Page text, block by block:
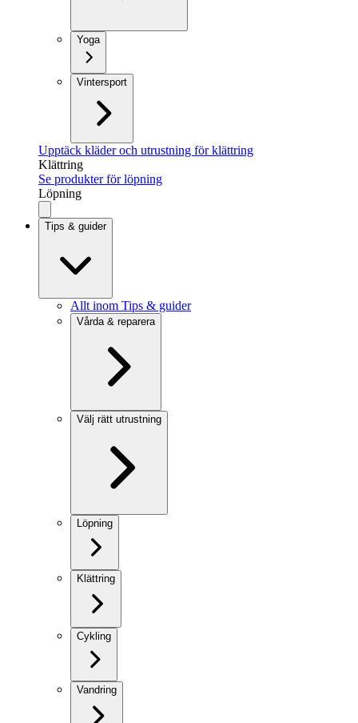
Yoga
Vintersport
Upptäck kläder och utrustning för klättring
Klättring
Se produkter för löpning
Löpning
Tips & guider
Allt inom Tips & guider
Vårda & reparera
Välj rätt utrustning
Löpning
Klättring
Cykling
Vandring